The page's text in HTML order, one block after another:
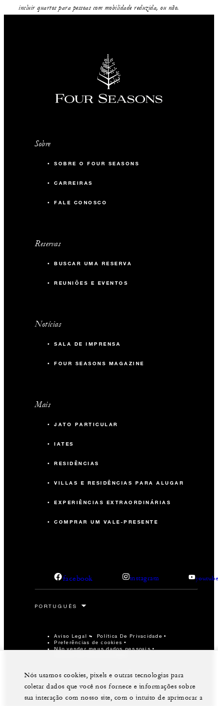
incluir quartos para pessoas com mobilidade reduzida, ou não.
Sobre
SOBRE O FOUR SEASONS
CARREIRAS
FALE CONOSCO
Reservas
BUSCAR UMA RESERVA
REUNIÕES E EVENTOS
Notícias
SALA DE IMPRENSA
FOUR SEASONS MAGAZINE
Mais
JATO PARTICULAR
IATES
RESIDÊNCIAS
VILLAS E RESIDÊNCIAS PARA ALUGAR
EXPERIÊNCIAS EXTRAORDINÁRIAS
COMPRAR UM VALE-PRESENTE
facebook instagram
Aviso Legal Política De Privacidade
Preferências de cookies
Não vender meus dados pessoais
direitos reservados.
Nós usamos cookies, pixels e outras tecnologias para
coletar dados que você nos fornece e informações sobre
sua interação com nosso site, com o intuito de aprimorar a